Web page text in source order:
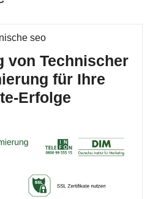
seoKategorie
von Technischer
für Ihre
Erfolge
von